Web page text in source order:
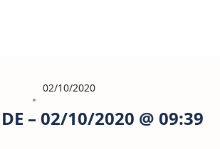
02/10/2020
– 02/10/2020 @ 09:39